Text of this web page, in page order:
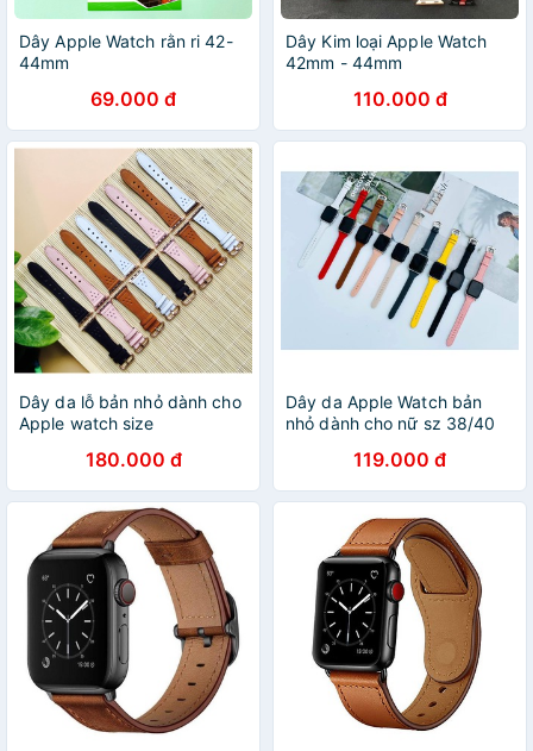
Dây Apple Watch rằn ri 42-
44mm
69.000 đ
Dây Kim loại Apple Watch
42mm - 44mm
110.000 đ
Dây da lỗ bản nhỏ dành cho
Apple watch size
180.000 đ
Dây da Apple Watch bản
nhỏ dành cho nữ sz 38/40
119.000 đ